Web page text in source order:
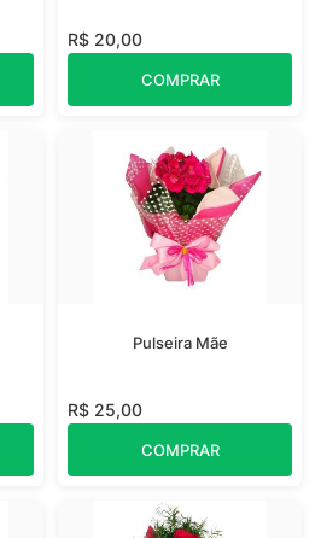
R$ 20,00
COMPRAR
Pulseira Mãe
R$ 25,00
COMPRAR